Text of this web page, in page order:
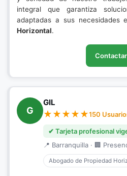
integral que garantiza
adaptadas a sus necesidades
Horizontal.
Contactar
G
GIL
150
✔ Tarjeta profesional
📍 Barranquilla · 🏢
Abogado de Propiedad